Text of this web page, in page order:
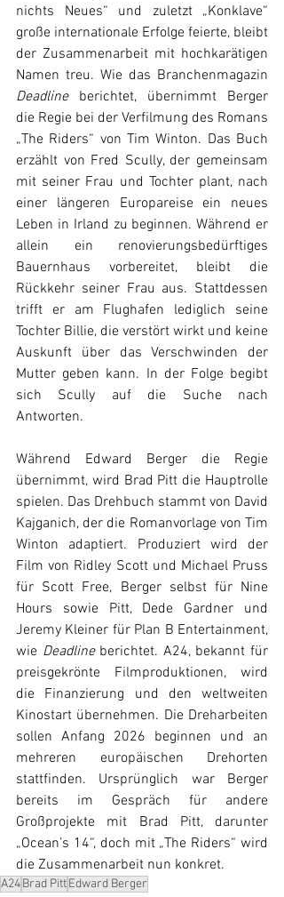
nichts Neues“ und zuletzt „Konklave“
große internationale Erfolge feierte, bleibt
der Zusammenarbeit mit hochkarätigen
Deadline berichtet, übernimmt Berger
die Regie bei der Verfilmung des Romans
„The Riders“ von Tim Winton. Das Buch
erzählt von Fred Scully, der gemeinsam
mit seiner Frau und Tochter plant, nach
einer längeren Europareise ein neues
Leben in Irland zu beginnen. Während er
allein ein renovierungsbedürftiges
Bauernhaus vorbereitet, bleibt die
Rückkehr seiner Frau aus. Stattdessen
trifft er am Flughafen lediglich seine
Tochter Billie, die verstört wirkt und keine
Auskunft über das Verschwinden der
Mutter geben kann. In der Folge begibt
sich Scully auf die Suche nach
Antworten.
Während Edward Berger die Regie
übernimmt, wird Brad Pitt die Hauptrolle
spielen. Das Drehbuch stammt von David
Kajganich, der die Romanvorlage von Tim
Winton adaptiert. Produziert wird der
Film von Ridley Scott und Michael Pruss
für Scott Free, Berger selbst für Nine
Hours sowie Pitt, Dede Gardner und
Jeremy Kleiner für Plan B Entertainment,
wie Deadline berichtet. A24, bekannt für
preisgekrönte Filmproduktionen, wird
die Finanzierung und den weltweiten
Kinostart übernehmen. Die Dreharbeiten
sollen Anfang 2026 beginnen und an
mehreren europäischen Drehorten
stattfinden. Ursprünglich war Berger
bereits im Gespräch für andere
Großprojekte mit Brad Pitt, darunter
„Ocean’s 14“, doch mit „The Riders“ wird
die Zusammenarbeit nun konkret.
A24Brad PittEdward Berger